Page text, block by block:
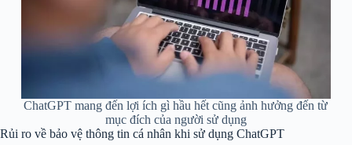
ChatGPT mang đến lợi ích gì hầu hết cũng ảnh hưởng đến từ
mục đích của người sử dụng
Rủi ro về bảo vệ thông tin cá nhân khi sử dụng ChatGPT